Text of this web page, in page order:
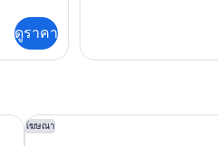
ดูราคา
โฆษณา
คอร์ทยาร์ดบายแมริออท พาซาดี